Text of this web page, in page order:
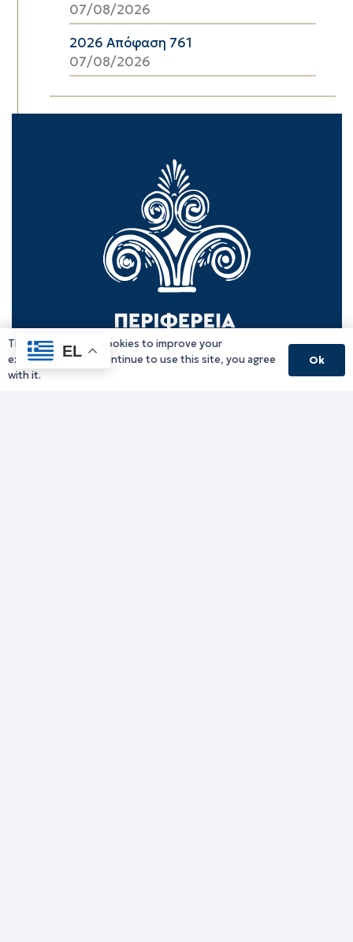
07/08/2026
2026 Απόφαση 761
07/08/2026
EL
This website uses cookies to improve your
experience. If you continue to use this site, you agree
with it.
Ok